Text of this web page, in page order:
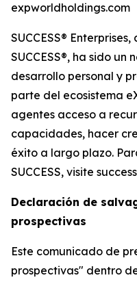
expworldholdings.com
SUCCESS®
SUCCESS®, ha sido un
desarrollo personal y
parte del ecosistema
agentes acceso a
capacidades, hacer
éxito a largo plazo.
SUCCESS, visite
Declaración de
prospectivas
Este comunicado de
prospectivas" dentro